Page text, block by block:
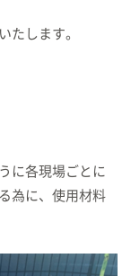
たします。
に各現場ごとに
為に、使用材料